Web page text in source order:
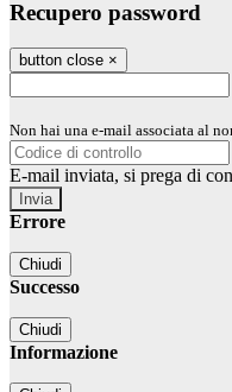
Recupero password
button close ×
Non hai una e-mail associata al
E-mail inviata, si prega di
Errore
Chiudi
Successo
Chiudi
Informazione